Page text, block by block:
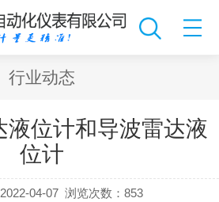
行业动态
液位计和导波雷达液
位计
04-07 浏览次数：853